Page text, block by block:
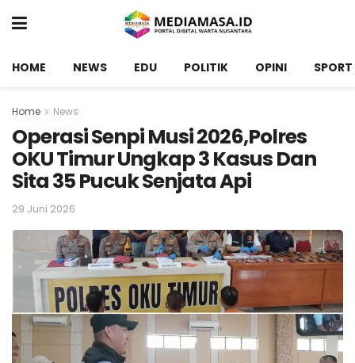
HOME NEWS EDU POLITIK OPINI SPORT
Home News
Operasi Senpi Musi 2026,Polres
OKU Timur Ungkap 3 Kasus Dan
Sita 35 Pucuk Senjata Api
29 Juni 2026